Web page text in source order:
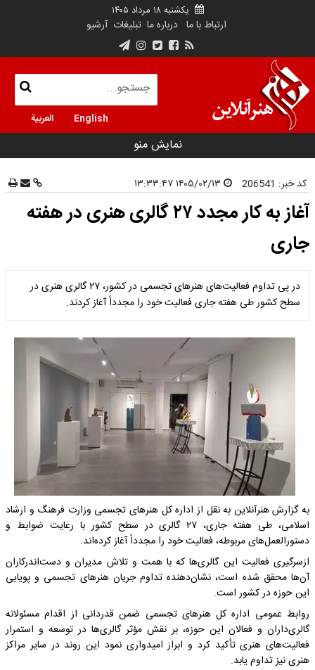
یکشنبه ۱۸ مرداد ۱۴۰۵
ارتباط با ما درباره ما تبلیغات آرشیو
English العربية
نمایش منو
کد خبر: 206541
آغاز به کار مجدد ۲۷ گالری هنری در هفته
جاری
در پی تداوم فعالیت‌های هنرهای تجسمی در کشور، ۲۷ گالری هنری در
سطح کشور طی هفته جاری فعالیت خود را مجدداً آغاز کردند.
به گزارش هنرآنلاین به نقل از اداره کل هنرهای تجسمی وزارت فرهنگ و ارشاد
اسلامی، طی هفته جاری، ۲۷ گالری در سطح کشور با رعایت ضوابط و
دستورالعمل‌های مربوطه، فعالیت خود را مجدداً آغاز کرده‌اند.
ازسرگیری فعالیت این گالری‌ها که با همت و تلاش مدیران و دست‌اندرکاران
آن‌ها محقق شده است، نشان‌دهنده تداوم جریان هنرهای تجسمی و پویایی
این حوزه در کشور است.
روابط عمومی اداره کل هنرهای تجسمی ضمن قدردانی از اقدام مسئولانه
گالری‌داران و فعالان این حوزه، بر نقش مؤثر گالری‌ها در توسعه و استمرار
فعالیت‌های هنری تأکید کرد و ابراز امیدواری نمود این روند در سایر مراکز
هنری نیز تداوم یابد.